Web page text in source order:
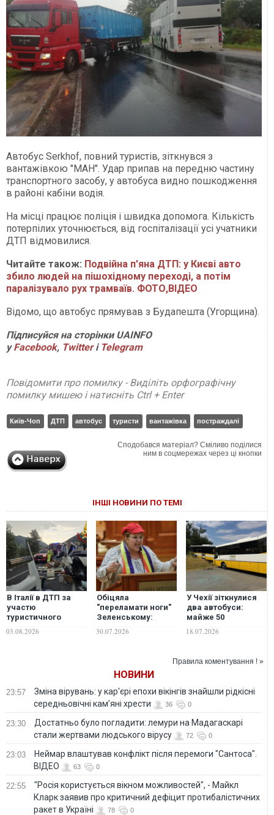
Автобус Serkhof, повний туристів, зіткнувся з
вантажівкою "МАН". Удар припав на передню частину
транспортного засобу, у автобуса видно пошкодження
в районі кабіни водія.
На місці працює поліція і швидка допомога. Кількість
потерпілих уточнюється, від госпіталізації усі учатники
ДТП відмовилися.
Читайте також: Подвійна п'яна ДТП: у Києві авто
збило людей на пішохідному переході, а потім
паралізувало рух трамваїв. ФОТО,ВІДЕО
Відомо, що автобус прямував з Будапешта (Угорщина).
Підписуйся на сторінки UAINFO
уFacebook, Twitter і Telegram
Повідомити про помилку - Виділіть орфографічну
помилку мишею і натисніть Ctrl + Enter
Київ-Чоп ДТП автобус туристи вантажівка постраждалі
Сподобався матеріал? Сміливо поділися
ним в соцмережах через ці кнопки
ІНШІ НОВИНИ ПО ТЕМІ
В Італії в ДТП за
участю
туристичного
шестеро людей,
03.08.2026
Обіцяла
"переламати ноги"
Зеленському:
євродепутатка
30.07.2026
У Чехії зіткнулися
два автобуси:
майже 50
серед них дві
18.07.2026
Правила коментування ! »
НОВИНИ
23:57
Зміна вірувань: у кар'єрі епохи вікінгів знайшли рідкісні
середньовічні кам’яні хрести
36 0
23:30
Достатньо було погладити: лемури на Мадагаскарі
стали жертвами людського вірусу
72 0
23:03
Неймар влаштував конфлікт після перемоги "Сантоса".
ВІДЕО
63 0
22:55
"Росія користується вікном можливостей", - Майкл
Кларк заявив про критичний дефіцит протибалістичних
ракет в Україні
78 0